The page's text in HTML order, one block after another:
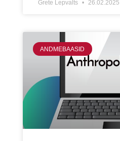
Grete Lepvalts 26.02.2025
ANDMEBAASID